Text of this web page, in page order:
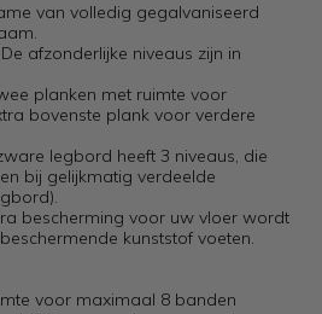
van volledig gegalvaniseerd
afzonderlijke niveaus zijn in
planken met ruimte voor
bovenste plank voor verdere
legbord heeft 3 niveaus, die
bij gelijkmatig verdeelde
bescherming voor uw vloer wordt
kunststof voeten.
voor maximaal 8 banden